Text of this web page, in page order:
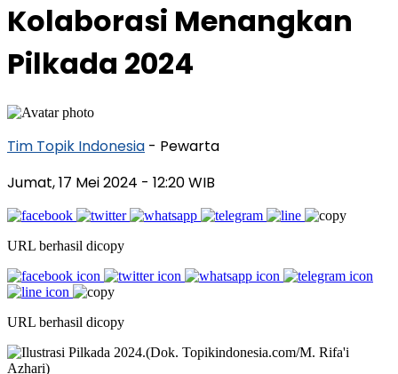
Kolaborasi Menangkan
Pilkada 2024
Tim Topik Indonesia - Pewarta
Jumat, 17 Mei 2024 - 12:20 WIB
URL berhasil dicopy
URL berhasil dicopy